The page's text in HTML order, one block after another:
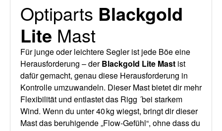
Optiparts Blackgold
Lite Mast
Für junge oder leichtere Segler ist jede Böe eine
Herausforderung – derBlackgold Lite Mast ist
dafür gemacht, genau diese Herausforderung in
Kontrolle umzuwandeln. Dieser Mast bietet dir mehr
Flexibilität und entlastet das Rigg ´bei starkem
Wind. Wenn du unter 40 kg wiegst, bringt dir dieser
Mast das beruhigende „Flow-Gefühl“, ohne dass du